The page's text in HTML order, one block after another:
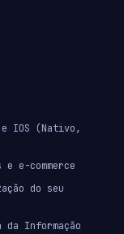
IOS (Nativo,
e-commerce
do seu
da Informação